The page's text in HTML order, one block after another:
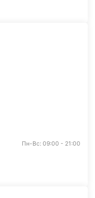
Пн-Вс: 09:00 - 21:00